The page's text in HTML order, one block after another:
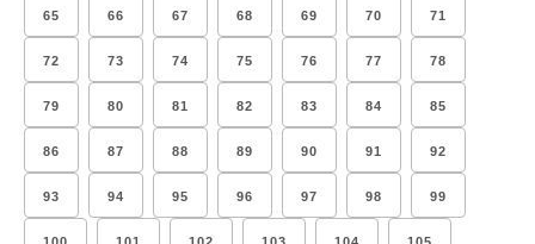
65 66 67 68 69 70 71
72 73 74 75 76 77 78
79 80 81 82 83 84 85
86 87 88 89 90 91 92
93 94 95 96 97 98 99